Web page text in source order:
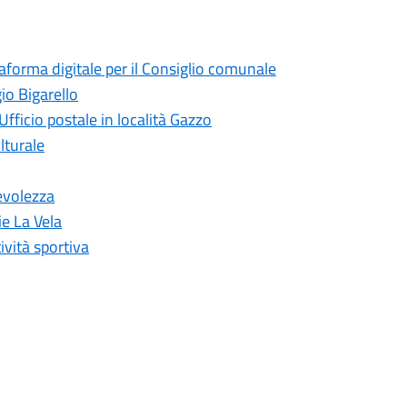
digitale per il Consiglio comunale
Bigarello
postale in località Gazzo
La Vela
sportiva